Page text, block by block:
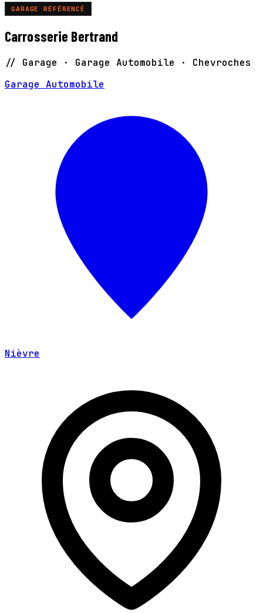
GARAGE RÉFÉRENCÉ
Carrosserie Bertrand
// Garage · Garage Automobile · Chevroches
Garage Automobile
Nièvre